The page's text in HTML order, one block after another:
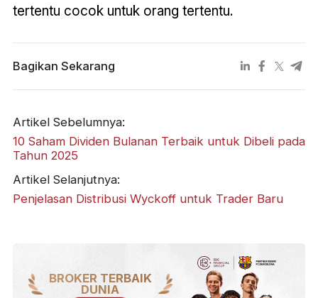
tertentu cocok untuk orang tertentu.
Bagikan Sekarang
Artikel Sebelumnya:
10 Saham Dividen Bulanan Terbaik untuk Dibeli pada
Tahun 2025
Artikel Selanjutnya:
Penjelasan Distribusi Wyckoff untuk Trader Baru
BROKER TERBAIK
DUNIA